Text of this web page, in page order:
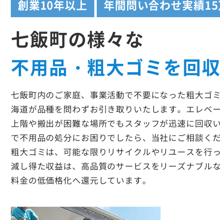
創業10年以上 年間問い合わせ実績
七飯町の様々な
不用品・粗大ゴミを回
七飯町内のご家庭、事業活動で不要になった粗大ゴ
海道が品種を問わずお引き取りいたします。エレベ
上階や搬出が困難な場所でもスタッフが迅速に回収
で不用品の処分にお困りでしたら、当社にご相談く
粗大ゴミは、可能な限りリサイクルやリユースを行
減し得た収益は、高品質のサービスをリーズナブル
料金の低価格化へ還元しています。